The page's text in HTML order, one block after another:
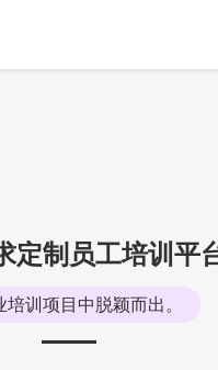
定制员工培训平
培训项目中脱颖而出。